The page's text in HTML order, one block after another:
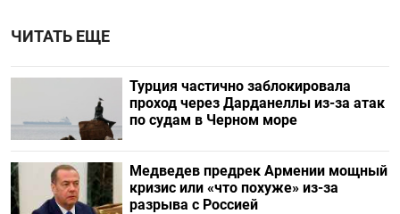
ЧИТАТЬ ЕЩЕ
Турция частично заблокировала
проход через Дарданеллы из-за атак
по судам в Черном море
Медведев предрек Армении мощный
кризис или «что похуже» из-за
разрыва с Россией